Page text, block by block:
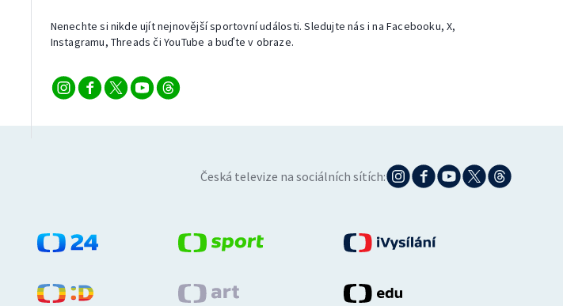
Nenechte si nikde ujít nejnovější sportovní události. Sledujte nás i na Facebooku, X,
Instagramu, Threads či YouTube a buďte v obraze.
Česká televize na sociálních sítích: